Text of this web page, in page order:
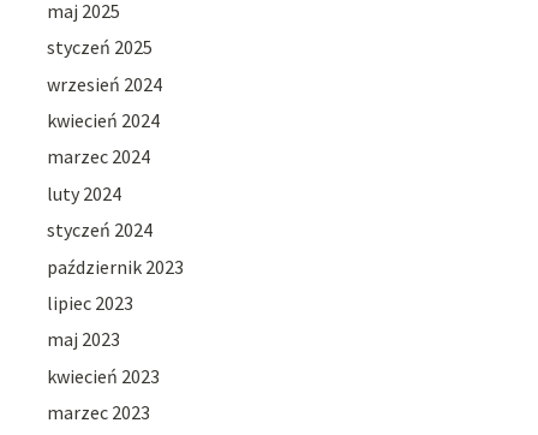
maj 2025
styczeń 2025
wrzesień 2024
kwiecień 2024
marzec 2024
luty 2024
styczeń 2024
październik 2023
lipiec 2023
maj 2023
kwiecień 2023
marzec 2023